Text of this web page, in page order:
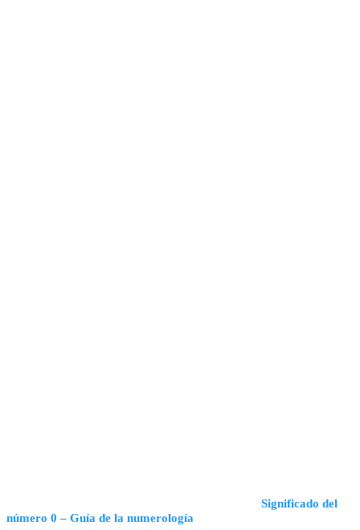
Significado del
número 0 – Guía de la numerología